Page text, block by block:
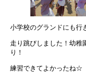
小学校のグランドにも行
走り跳びしました！幼稚
り！
練習できてよかったね☆